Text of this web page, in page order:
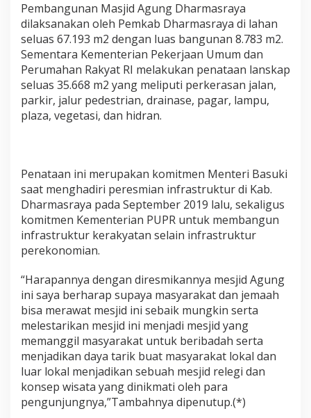
g
u
n
g
D
a
m
a
s
S
u
m
a
t
e
b
a
a
t
,
a
s
y
a
Pembangunan Masjid Agung Dharmasraya
dilaksanakan oleh Pemkab Dharmasraya di lahan
seluas 67.193 m2 dengan luas bangunan 8.783 m2.
Sementara Kementerian Pekerjaan Umum dan
Perumahan Rakyat RI melakukan penataan lanskap
seluas 35.668 m2 yang meliputi perkerasan jalan,
parkir, jalur pedestrian, drainase, pagar, lampu,
plaza, vegetasi, dan hidran.
Penataan ini merupakan komitmen Menteri Basuki
saat menghadiri peresmian infrastruktur di Kab.
Dharmasraya pada September 2019 lalu, sekaligus
komitmen Kementerian PUPR untuk membangun
infrastruktur kerakyatan selain infrastruktur
perekonomian.
“Harapannya dengan diresmikannya mesjid Agung
ini saya berharap supaya masyarakat dan jemaah
bisa merawat mesjid ini sebaik mungkin serta
melestarikan mesjid ini menjadi mesjid yang
memanggil masyarakat untuk beribadah serta
menjadikan daya tarik buat masyarakat lokal dan
luar lokal menjadikan sebuah mesjid relegi dan
konsep wisata yang dinikmati oleh para
pengunjungnya,”Tambahnya dipenutup.(*)